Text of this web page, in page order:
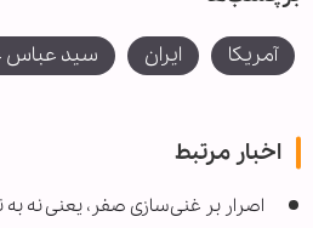
آمریکا ایران سید عباس
اخبار مرتبط
اصرار بر غنی‌سازی صفر، یعنی نه به